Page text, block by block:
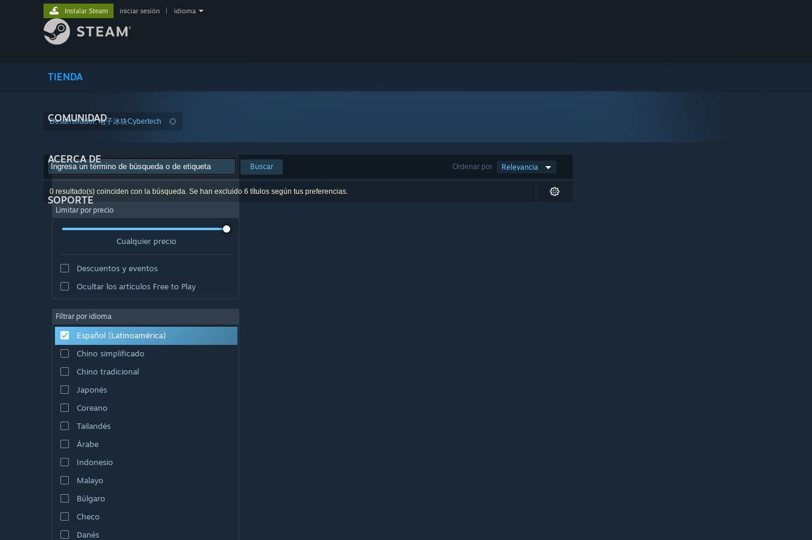
TIENDA
COMUNIDAD
ACERCA DE
SOPORTE
Instalar Steam iniciar sesión idioma
Desarrollador: 电子冰块Cybertech
Ordenar por Relevancia
Buscar
0 resultado(s) coinciden con la búsqueda. Se han excluido 6 títulos según tus preferencias.
Limitar por precio
Cualquier precio
Descuentos y eventos
Ocultar los artículos Free to Play
Filtrar por idioma
Español (Latinoamérica)
Chino simplificado
Chino tradicional
Japonés
Coreano
Tailandés
Árabe
Indonesio
Malayo
Búlgaro
Checo
Danés